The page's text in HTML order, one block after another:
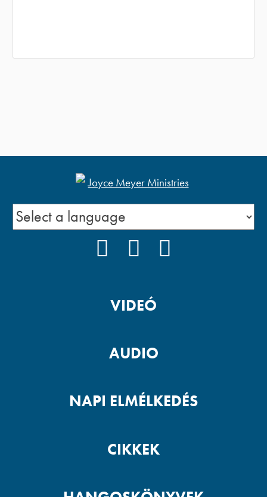
VIDEÓ
AUDIO
NAPI ELMÉLKEDÉS
CIKKEK